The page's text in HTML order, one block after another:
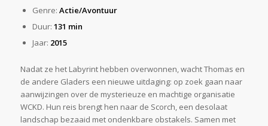
Genre: Actie/Avontuur
Duur: 131 min
Jaar: 2015
Nadat ze het Labyrint hebben overwonnen, wacht Thomas en
de andere Gladers een nieuwe uitdaging: op zoek gaan naar
aanwijzingen over de mysterieuze en machtige organisatie
WCKD. Hun reis brengt hen naar de Scorch, een desolaat
landschap bezaaid met ondenkbare obstakels. Samen met